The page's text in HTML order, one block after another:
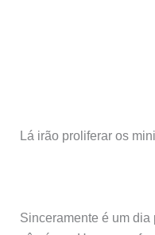
Lá irão proliferar os mini
Sinceramente é um